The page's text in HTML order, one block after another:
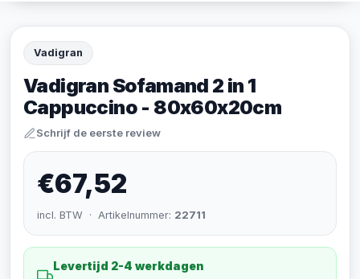
Vadigran
Vadigran Sofamand 2 in 1
Cappuccino - 80x60x20cm
Schrijf de eerste review
€67,52
incl. BTW · Artikelnummer: 22711
Levertijd 2-4 werkdagen